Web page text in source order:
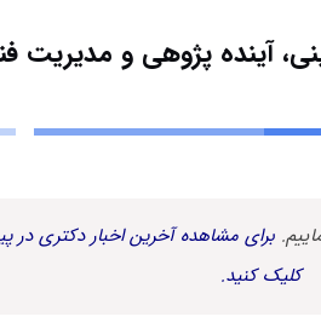
آینده پژوهی و ﻣﺪﻳﺮﻳﺖ
برای مشاهده آخرین اخبار دکتری در
کلیک کنید.